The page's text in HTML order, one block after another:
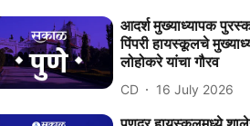
आदर्श मुख्याध्यापक
पिंपरी हायस्कूलचे
लोहोकरे यांचा गौरव
CD 16 July 2026